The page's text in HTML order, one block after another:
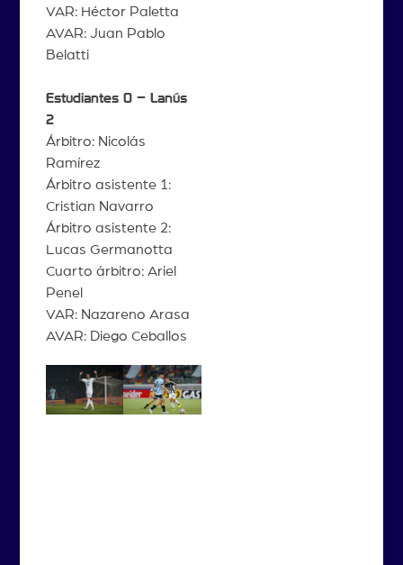
VAR: Héctor Paletta
AVAR: Juan Pablo
Belatti
Estudiantes 0 – Lanús
2
Árbitro: Nicolás
Ramírez
Árbitro asistente 1:
Cristian Navarro
Árbitro asistente 2:
Lucas Germanotta
Cuarto árbitro: Ariel
Penel
VAR: Nazareno Arasa
AVAR: Diego Ceballos